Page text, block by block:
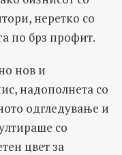
неретко со
по брз профит.
нов и
надополнета со
одгледување и
со
цвет за